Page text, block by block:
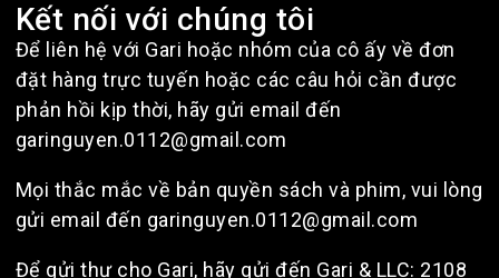
Kết nối với chúng tôi
Để liên hệ với Gari hoặc nhóm của cô ấy về đơn
đặt hàng trực tuyến hoặc các câu hỏi cần được
phản hồi kịp thời, hãy gửi email đến
garinguyen.0112@gmail.com
Mọi thắc mắc về bản quyền sách và phim, vui lòng
gửi email đến garinguyen.0112@gmail.com
Để gửi thư cho Gari, hãy gửi đến Gari & LLC: 2108